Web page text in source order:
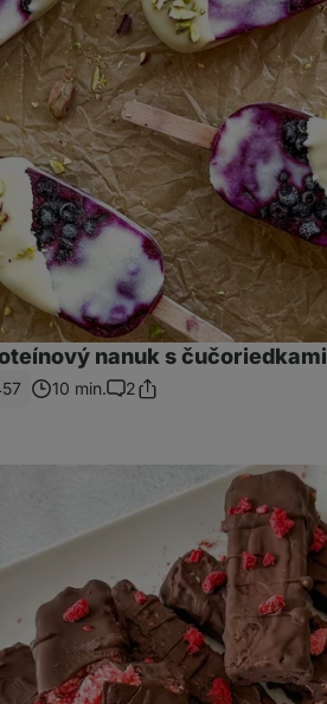
nanuk s čučoriedkami
10 min.
Komentáre
2Zdieľať